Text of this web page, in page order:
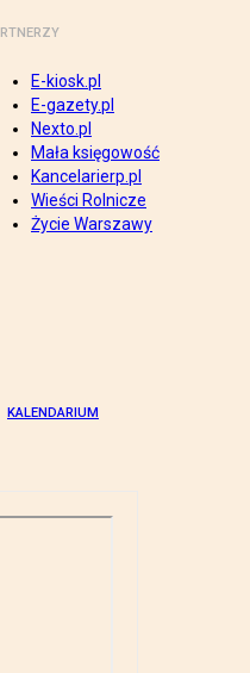
E-kiosk.pl
E-gazety.pl
Nexto.pl
Mała księgowość
Kancelarierp.pl
Wieści Rolnicze
Życie Warszawy
KALENDARIUM